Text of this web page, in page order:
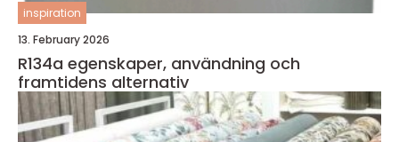
inspiration
13. February 2026
R134a egenskaper, användning och
framtidens alternativ